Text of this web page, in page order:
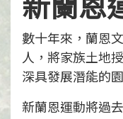
新蘭恩
數十年來，蘭恩
人，將家族土地
深具發展潛能的
新蘭恩運動將過